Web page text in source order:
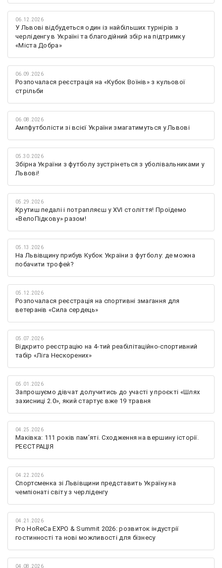
06.12.2026
У Львові відбудеться один із найбільших турнірів з
черліденгу в Україні та благодійний збір на підтримку
«Міста Добра»
06.09.2026
Розпочалася реєстрація на «Кубок Воїнів» з кульової
стрільби
06.08.2026
Ампфутболісти зі всієї України змагатимуться у Львові
05.30.2026
Збірна України з футболу зустрінеться з уболівальниками у
Львові!
05.29.2026
Крутиш педалі і потрапляєш у XVI століття! Проїдемо
«ВелоПідкову» разом!
05.13.2026
На Львівщину прибув Кубок України з футболу: де можна
побачити трофей?
05.12.2026
Розпочалася реєстрація на спортивні змагання для
ветеранів «Сила сердець»
05.07.2026
Відкрито реєстрацію на 4-тий реабілітаційно-спортивний
табір «Ліга Нескорених»
05.01.2026
Запрошуємо дівчат долучитись до участі у проєкті «Шлях
захисниці 2.0», який стартує вже 19 травня
04.25.2026
Маківка: 111 років пам’яті. Сходження на вершину історії.
РЕЄСТРАЦІЯ
04.22.2026
Спортсменка зі Львівщини представить Україну на
чемпіонаті світу з черліденгу
04.21.2026
Pro HoReCa EXPO & Summit 2026: розвиток індустрії
гостинності та нові можливості для бізнесу
04.08.2026